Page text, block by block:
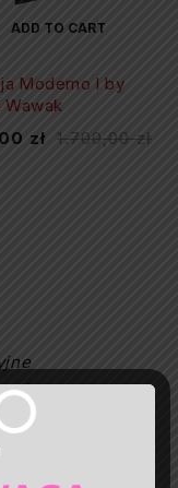
ADD TO CART
Moderno I by
Wawak
1.700,00zł
zł
i